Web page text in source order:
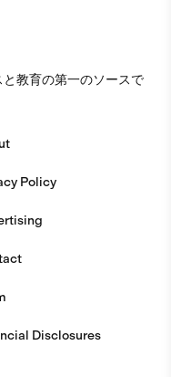
教育の第一のソースで
Policy
Disclosures